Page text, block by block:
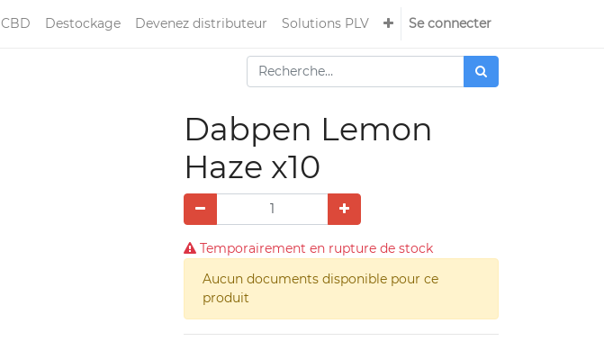
CBD Destockage Devenez distributeur Solutions PLV Se connecter
Dabpen Lemon
Haze x10
Temporairement en rupture de stock
Aucun documents disponible pour ce
produit